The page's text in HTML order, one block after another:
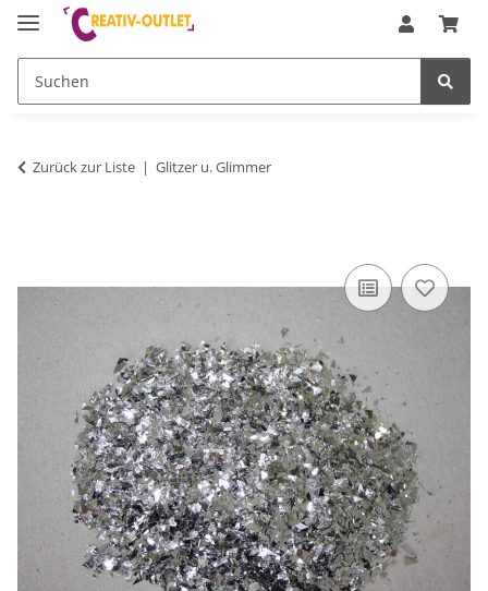
Zurück zur Liste Glitzer u. Glimmer